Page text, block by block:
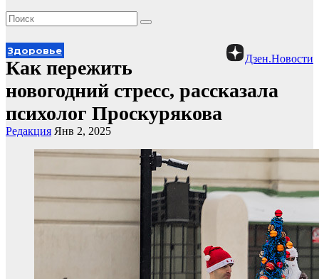
Дзен.Новости
Здоровье
Как пережить
новогодний стресс, рассказала
психолог Проскурякова
Редакция Янв 2, 2025